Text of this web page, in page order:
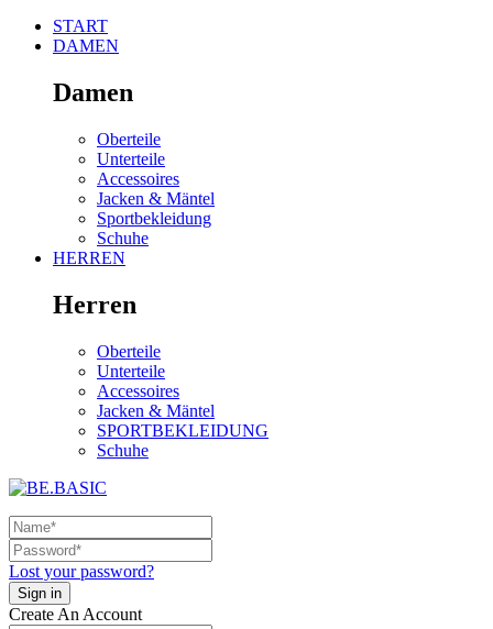
START
DAMEN
Damen
Oberteile
Unterteile
Accessoires
Jacken & Mäntel
Sportbekleidung
Schuhe
HERREN
Herren
Oberteile
Unterteile
Accessoires
Jacken & Mäntel
SPORTBEKLEIDUNG
Schuhe
Lost your password?
Create An Account